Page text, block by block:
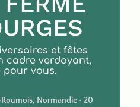
et fêtes
cadre verdoyant,
pour vous.
Normandie • 20